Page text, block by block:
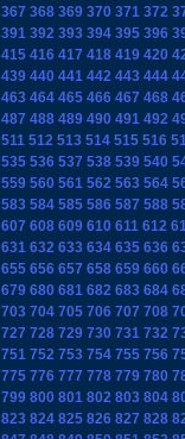
367 368 369 370 371 372
391 392 393 394 395 396
415 416 417 418 419 420
439 440 441 442 443 444
463 464 465 466 467 468
487 488 489 490 491 492
511 512 513 514 515 516
535 536 537 538 539 540
559 560 561 562 563 564
583 584 585 586 587 588
607 608 609 610 611 612
631 632 633 634 635 636
655 656 657 658 659 660
679 680 681 682 683 684
703 704 705 706 707 708
727 728 729 730 731 732
751 752 753 754 755 756
775 776 777 778 779 780
799 800 801 802 803 804
823 824 825 826 827 828